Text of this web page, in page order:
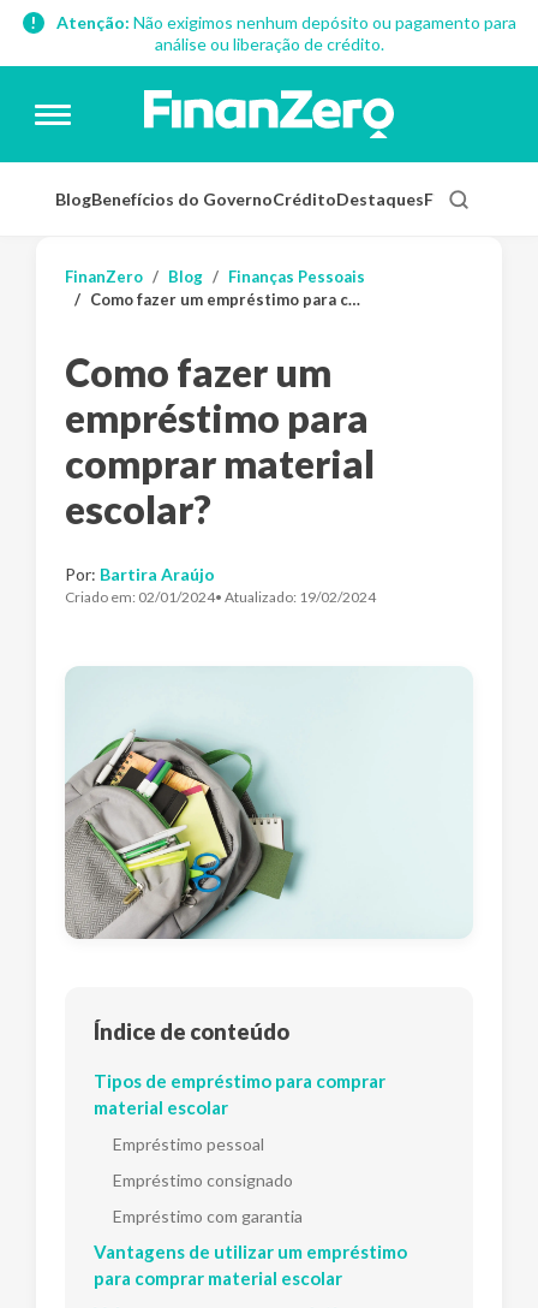
Atenção: Não exigimos nenhum depósito ou pagamento para
análise ou liberação de crédito.
BlogBenefícios do GovernoCréditoDestaquesFinanças
FinanZero Blog
Finanças Pessoais
Como fazer um empréstimo para comprar material escolar?
Como fazer um
empréstimo para
comprar material
escolar?
Por: Bartira Araújo
Criado em: 02/01/2024• Atualizado: 19/02/2024
Índice de conteúdo
Tipos de empréstimo para comprar
material escolar
Empréstimo pessoal
Empréstimo consignado
Empréstimo com garantia
Vantagens de utilizar um empréstimo
para comprar material escolar